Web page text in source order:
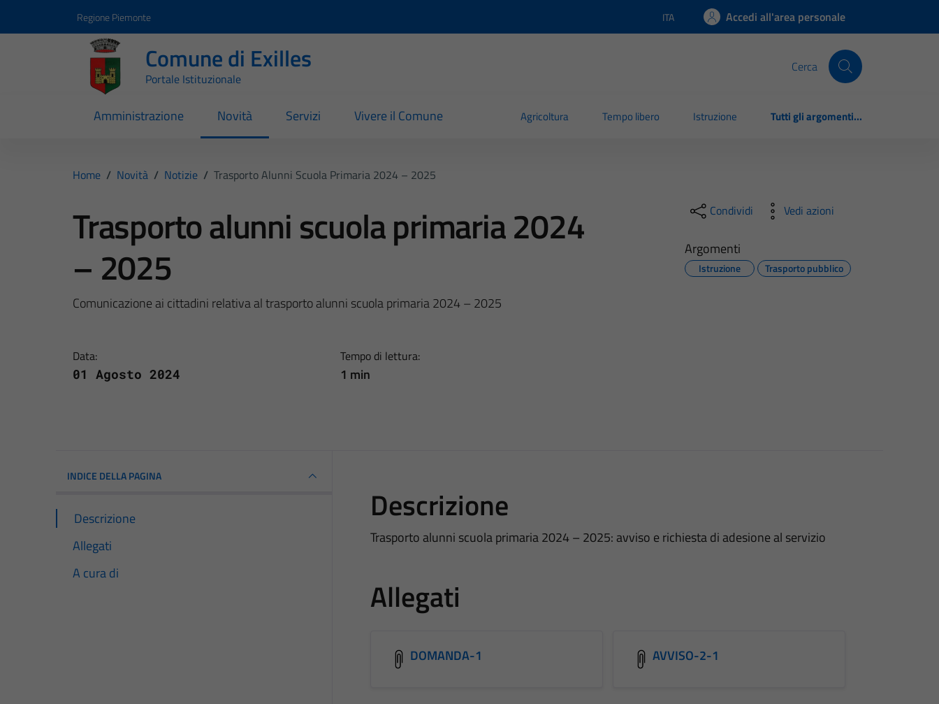
Regione Piemonte Lingua attiva:
ITA Accedi all'area personale
Comune di Exilles
Portale Istituzionale
Cerca
Amministrazione Novità Servizi Vivere il Comune Agricoltura Tempo libero Istruzione Tutti gli argomenti...
Home / Novità / Notizie / Trasporto Alunni Scuola Primaria 2024 – 2025
Trasporto alunni scuola primaria 2024
– 2025
Comunicazione ai cittadini relativa al trasporto alunni scuola primaria 2024 – 2025
Data:
01 Agosto 2024
Tempo di lettura:
1 min
Condividi Vedi azioni
Argomenti
Istruzione Trasporto pubblico
INDICE DELLA PAGINA
Descrizione
Allegati
A cura di
Descrizione
Trasporto alunni scuola primaria 2024 – 2025: avviso e richiesta di adesione al servizio
Allegati
DOMANDA-1 AVVISO-2-1